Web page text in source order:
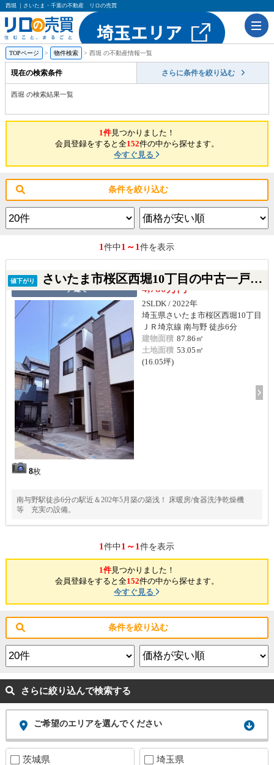
西堀 ｜さいたま・千葉の不動産 リロの売買
TOPページ 物件検索 西堀 の不動産情報一覧
現在の検索条件 さらに条件を絞り込む
西堀 の検索結果一覧
1件見つかりました！
会員登録をすると全152件の中から探せます。
今すぐ見る
条件を絞り込む
1件中 1～1件を表示
値下がり さいたま市桜区西堀10丁目の中古一戸建て
一戸建て
8枚
4,780万円
2SLDK / 2022年
埼玉県さいたま市桜区西堀10丁目
ＪＲ埼京線 南与野 徒歩6分
建物面積 87.86㎡
土地面積 53.05㎡
(16.05坪)
南与野駅徒歩6分の駅近＆202年5月築の築浅！ 床暖房/食器洗浄乾燥機
等 充実の設備。
1件中 1～1件を表示
1件見つかりました！
会員登録をすると全152件の中から探せます。
今すぐ見る
条件を絞り込む
さらに絞り込んで検索する
ご希望のエリアを選んでください
茨城県 埼玉県